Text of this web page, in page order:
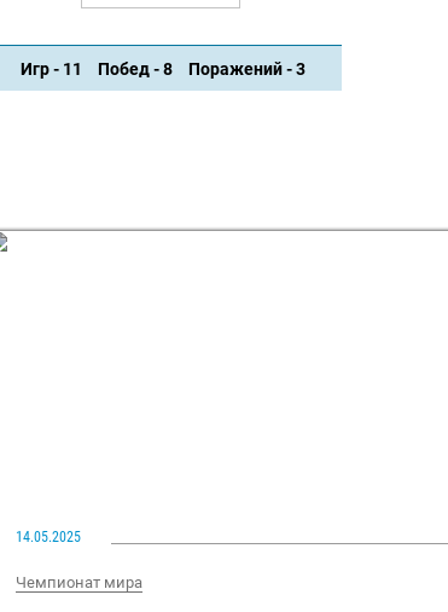
Игр - 11 Побед - 8 Поражений - 3
14.05.2025
Чемпионат мира